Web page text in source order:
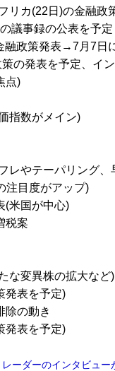
リカ(22日)の金融政
議事録の公表を予定
融政策発表→7月7日
の発表を予定、イ
点)
指数がメイン)
レやテーパリング、
注目度がアップ)
(米国が中心)
税案
な変異株の拡大など)
発表を予定)
除の動き
発表を予定)
ーダーのインタビュー